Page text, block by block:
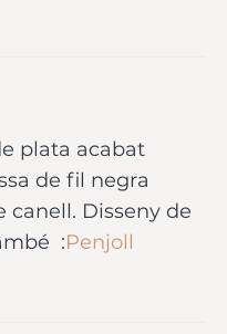
plata acabat
de fil negra
Disseny de
:Penjoll